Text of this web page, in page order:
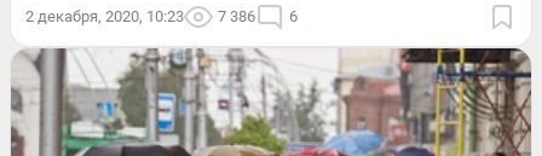
2 декабря, 2020, 10:23 7 386 6